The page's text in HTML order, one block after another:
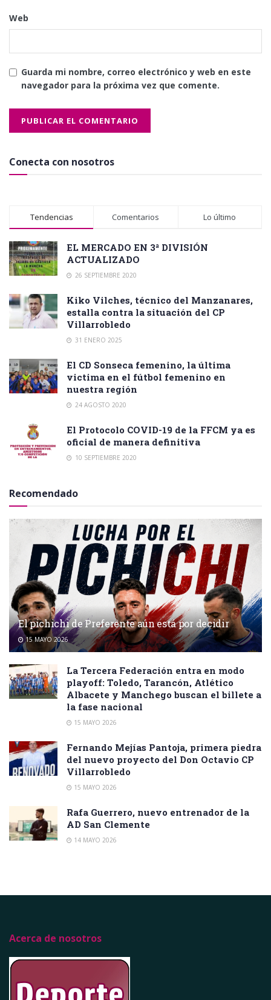
Web
Guarda mi nombre, correo electrónico y web en este
navegador para la próxima vez que comente.
Conecta con nosotros
Tendencias Comentarios Lo último
EL MERCADO EN 3ª DIVISIÓN
ACTUALIZADO
26 SEPTIEMBRE 2020
Kiko Vilches, técnico del Manzanares,
estalla contra la situación del CP
Villarrobledo
31 ENERO 2025
El CD Sonseca femenino, la última
victima en el fútbol femenino en
nuestra región
24 AGOSTO 2020
El Protocolo COVID-19 de la FFCM ya es
oficial de manera definitiva
10 SEPTIEMBRE 2020
Recomendado
El pichichi de Preferente aún está por decidir
15 MAYO 2026
La Tercera Federación entra en modo
playoff: Toledo, Tarancón, Atlético
Albacete y Manchego buscan el billete a
la fase nacional
15 MAYO 2026
Fernando Mejías Pantoja, primera piedra
del nuevo proyecto del Don Octavio CP
Villarrobledo
15 MAYO 2026
Rafa Guerrero, nuevo entrenador de la
AD San Clemente
14 MAYO 2026
Acerca de nosotros